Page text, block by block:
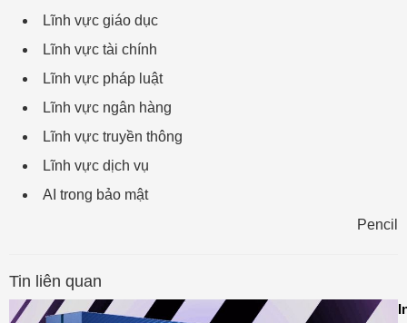
Lĩnh vực giáo dục
Lĩnh vực tài chính
Lĩnh vực pháp luật
Lĩnh vực ngân hàng
Lĩnh vực truyền thông
Lĩnh vực dịch vụ
AI trong bảo mật
Pencil
Tin liên quan